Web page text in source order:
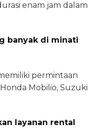
enam jam dalam
banyak di minati
permintaan
Mobilio, Suzuki
layanan rental